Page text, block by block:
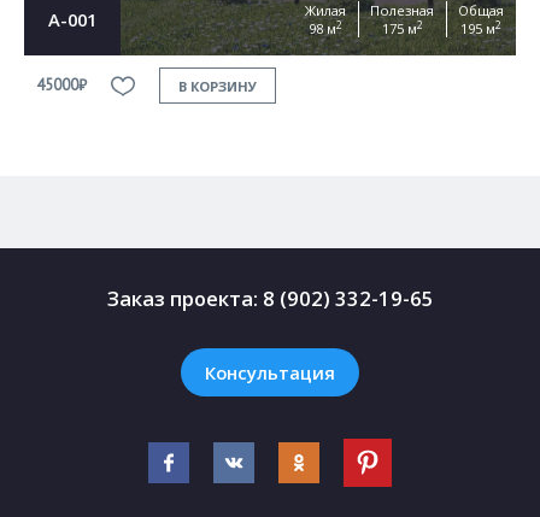
А-001
Жилая
98 м2
Полезная
175 м2
Общая
195 м2
45000₽ В КОРЗИНУ
Заказ проекта: 8 (902) 332-19-65
Консультация